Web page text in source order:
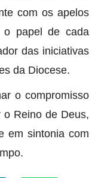
com os apelos
o papel de cada
das iniciativas
da Diocese.
o compromisso
Reino de Deus,
em sintonia com